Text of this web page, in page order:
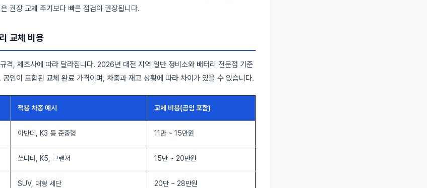
권장 교체 주기보다 빠른 점검이 권장됩니다.
교체 비용
격, 제조사에 따라 달라집니다. 2026년 대전 지역 일반 정비소와 배터리 전문점 기준
임이 포함된 교체 완료 가격이며, 차종과 재고 상황에 따라 차이가 있을 수 있습니다.
적용 차종 예시 교체 비용(공임 포함)
아반떼, K3 등 준중형 11만 ~ 15만원
쏘나타, K5, 그랜저 15만 ~ 20만원
SUV, 대형 세단 20만 ~ 28만원